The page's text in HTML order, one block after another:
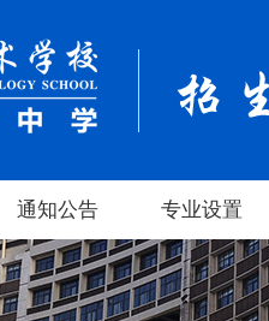
通知公告 专业设置